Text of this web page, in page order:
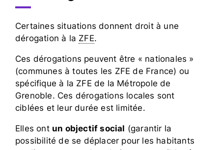
Certaines situations donnent droit à une
dérogation à la ZFE.
Ces dérogations peuvent être « nationales »
(communes à toutes les ZFE de France) ou
spécifique à la ZFE de la Métropole de
Grenoble. Ces dérogations locales sont
ciblées et leur durée est limitée.
Elles ont un objectif social (garantir la
possibilité de se déplacer pour les habitants